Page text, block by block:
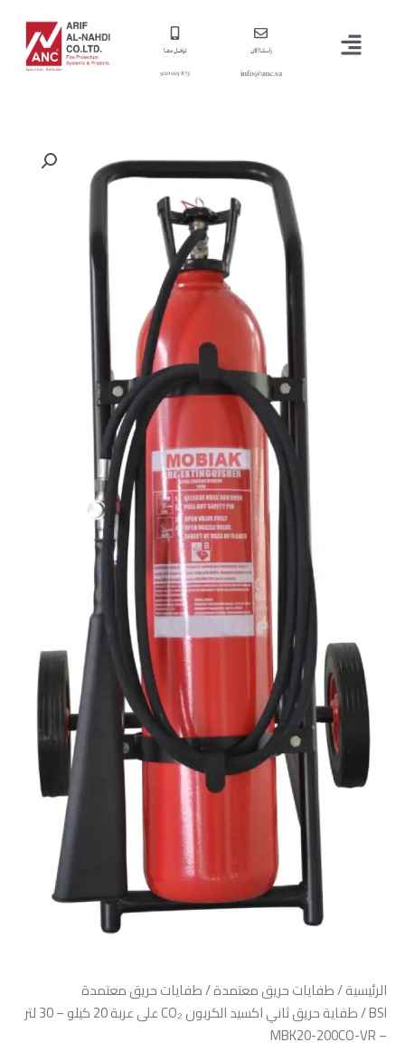
المحتوى
القائمة راسلنا الآن
info@anc.sa
تواصل معنا
873 025 920
الرئيسية/طفايات حريق معتمدة/طفايات حريق معتمدة
BSI
/ طفاية حريق ثاني اكسيد الكربون CO₂ على عربة 20 كيلو – 30 لتر
– MBK20-200CO-VR